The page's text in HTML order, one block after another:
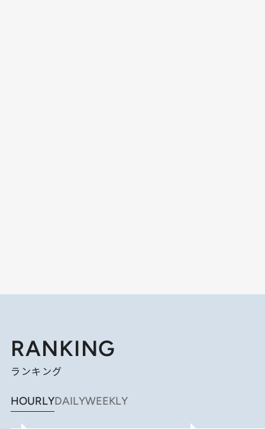
RANKING
ランキング
HOURLYDAILYWEEKLY